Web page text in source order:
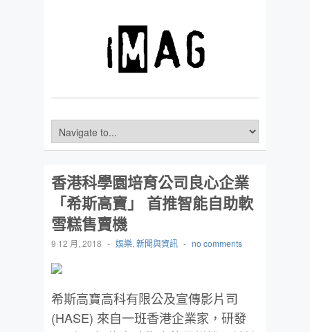
香港科學園培育公司良心企業
「希斯高寶」 首推智能自助軟
雪糕售賣機
9 12 月, 2018 - 娛樂, 新聞與資訊 - no comments
希斯高寶高科有限公及宣傳影片司
(HASE) 來自一班香港企業家，研發